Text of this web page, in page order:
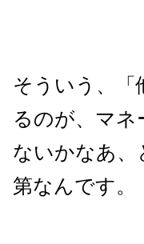
そういう、「
るのが、マ
ないかなあ、
第なんです。